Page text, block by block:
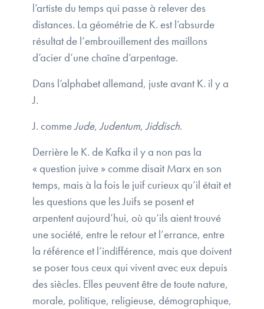
l’artiste du temps qui passe à relever des
distances. La géométrie de K. est l’absurde
résultat de l’embrouillement des maillons
d’acier d’une chaîne d’arpentage.
Dans l’alphabet allemand, juste avant K. il y a
J.
J. commeJude,Judentum,Jiddisch.
Derrière le K. de Kafka il y a non pas la
« question juive » comme disait Marx en son
temps, mais à la fois le juif curieux qu’il était et
les questions que les Juifs se posent et
arpentent aujourd’hui, où qu’ils aient trouvé
une société, entre le retour et l’errance, entre
la référence et l’indifférence, mais que doivent
se poser tous ceux qui vivent avec eux depuis
des siècles. Elles peuvent être de toute nature,
morale, politique, religieuse, démographique,